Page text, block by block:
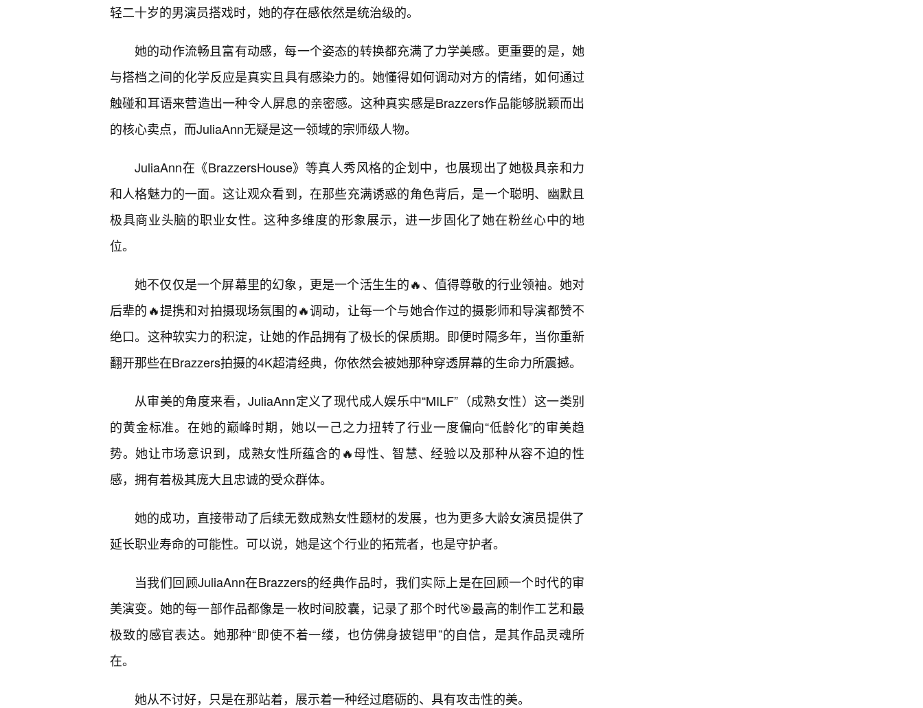
轻二十岁的男演员搭戏时，她的存在感依然是统治级的。
她的动作流畅且富有动感，每一个姿态的转换都充满了力学美感。更重要的是，她
与搭档之间的化学反应是真实且具有感染力的。她懂得如何调动对方的情绪，如何通过
触碰和耳语来营造出一种令人屏息的亲密感。这种真实感是Brazzers作品能够脱颖而出
的核心卖点，而JuliaAnn无疑是这一领域的宗师级人物。
JuliaAnn在《BrazzersHouse》等真人秀风格的企划中，也展现出了她极具亲和力
和人格魅力的一面。这让观众看到，在那些充满诱惑的角色背后，是一个聪明、幽默且
极具商业头脑的职业女性。这种多维度的形象展示，进一步固化了她在粉丝心中的地
位。
她不仅仅是一个屏幕里的幻象，更是一个活生生的🔥、值得尊敬的行业领袖。她对
后辈的🔥提携和对拍摄现场氛围的🔥调动，让每一个与她合作过的摄影师和导演都赞不
绝口。这种软实力的积淀，让她的作品拥有了极长的保质期。即便时隔多年，当你重新
翻开那些在Brazzers拍摄的4K超清经典，你依然会被她那种穿透屏幕的生命力所震撼。
从审美的角度来看，JuliaAnn定义了现代成人娱乐中“MILF”（成熟女性）这一类别
的黄金标准。在她的巅峰时期，她以一己之力扭转了行业一度偏向“低龄化”的审美趋
势。她让市场意识到，成熟女性所蕴含的🔥母性、智慧、经验以及那种从容不迫的性
感，拥有着极其庞大且忠诚的受众群体。
她的成功，直接带动了后续无数成熟女性题材的发展，也为更多大龄女演员提供了
延长职业寿命的可能性。可以说，她是这个行业的拓荒者，也是守护者。
当我们回顾JuliaAnn在Brazzers的经典作品时，我们实际上是在回顾一个时代的审
美演变。她的每一部作品都像是一枚时间胶囊，记录了那个时代🎯最高的制作工艺和最
极致的感官表达。她那种“即使不着一缕，也仿佛身披铠甲”的自信，是其作品灵魂所
在。
她从不讨好，只是在那站着，展示着一种经过磨砺的、具有攻击性的美。